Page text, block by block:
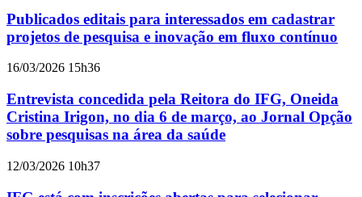
Publicados editais para interessados em cadastrar
projetos de pesquisa e inovação em fluxo contínuo
16/03/2026 15h36
Entrevista concedida pela Reitora do IFG, Oneida
Cristina Irigon, no dia 6 de março, ao Jornal Opção
sobre pesquisas na área da saúde
12/03/2026 10h37